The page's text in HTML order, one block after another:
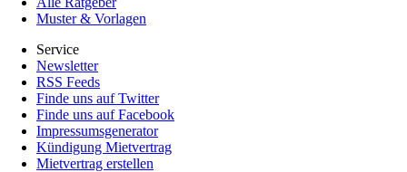
Muster & Vorlagen
Service
Newsletter
RSS Feeds
Finde uns auf Twitter
Finde uns auf Facebook
Impressumsgenerator
Kündigung Mietvertrag
Mietvertrag erstellen